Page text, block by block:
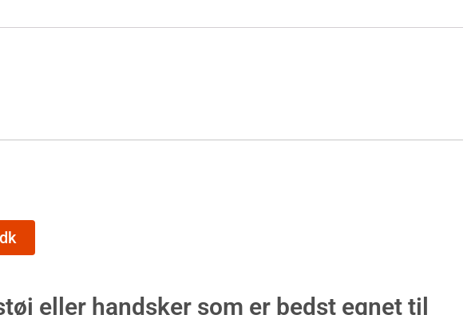
eller handsker som er bedst egnet til